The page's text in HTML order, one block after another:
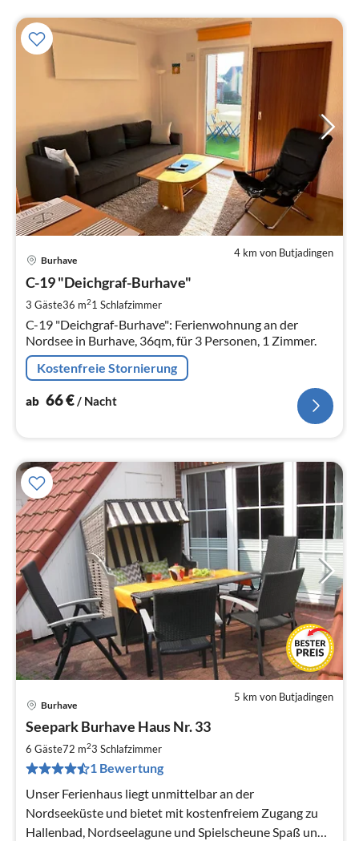
4 km von Butjadingen
Burhave
C-19 "Deichgraf-Burhave"
3 Gäste36 m21 Schlafzimmer
C-19 "Deichgraf-Burhave": Ferienwohnung an der
Nordsee in Burhave, 36qm, für 3 Personen, 1 Zimmer.
Kostenfreie Stornierung
ab 66€/ Nacht
5 km von Butjadingen
Burhave
Seepark Burhave Haus Nr. 33
6 Gäste72 m23 Schlafzimmer
1 Bewertung
Unser Ferienhaus liegt unmittelbar an der
Nordseeküste und bietet mit kostenfreiem Zugang zu
Hallenbad, Nordseelagune und Spielscheune Spaß und